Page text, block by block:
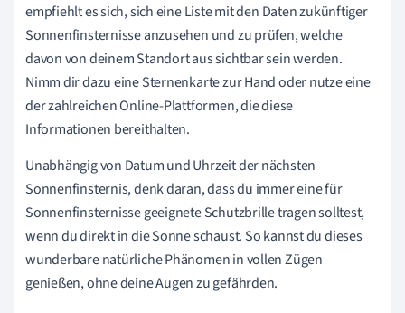
empfiehlt es sich, sich eine Liste mit den Daten zukünftiger
Sonnenfinsternisse anzusehen und zu prüfen, welche
davon von deinem Standort aus sichtbar sein werden.
Nimm dir dazu eine Sternenkarte zur Hand oder nutze eine
der zahlreichen Online-Plattformen, die diese
Informationen bereithalten.
Unabhängig von Datum und Uhrzeit der nächsten
Sonnenfinsternis, denk daran, dass du immer eine für
Sonnenfinsternisse geeignete Schutzbrille tragen solltest,
wenn du direkt in die Sonne schaust. So kannst du dieses
wunderbare natürliche Phänomen in vollen Zügen
genießen, ohne deine Augen zu gefährden.